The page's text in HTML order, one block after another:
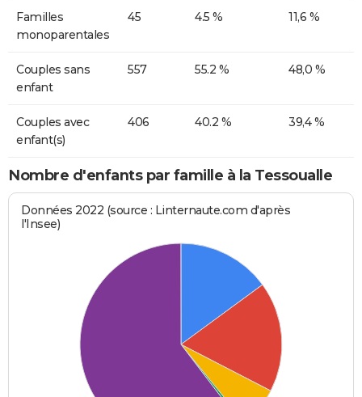
Familles
monoparentales
45 4.5 % 11,6 %
Couples sans
enfant
557 55.2 % 48,0 %
Couples avec
enfant(s)
406 40.2 % 39,4 %
Nombre d'enfants par famille à la Tessoualle
Données 2022 (source : Linternaute.com d'après
l'Insee)